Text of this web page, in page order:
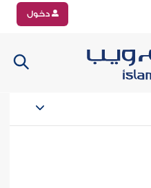
دخول